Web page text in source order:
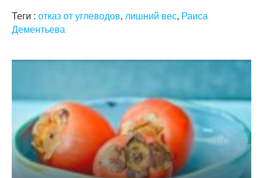
Теги : отказ от углеводов, лишний вес, Раиса
Дементьева